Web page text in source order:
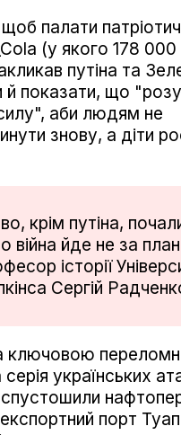
палати
(у якого 178 000
путіна та
й показати, що
аби людям не
знову, а діти
крім путіна,
війна йде не за
історії
Сергій
ключовою
українських
спустошили
порт